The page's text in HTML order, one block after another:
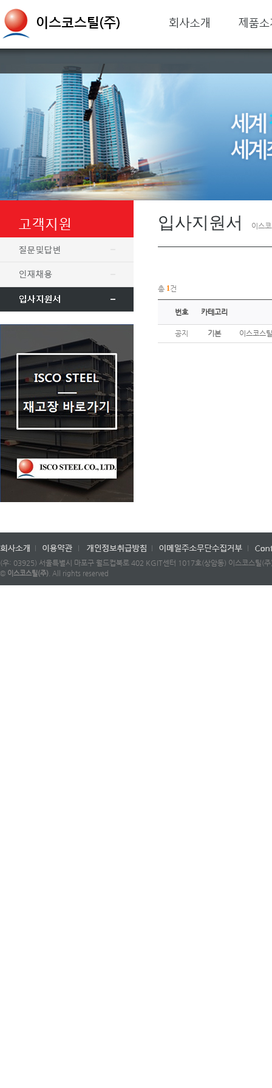
입사지원서 이스
총 1건
번호 카테고리
공지 기본 이스코스
(우: 03925) 서울특별시 마포구 월드컵북로 402 KGIT센터 1017호(상암동) 이스코스틸(
© 이스코스틸(주) . All rights reserved